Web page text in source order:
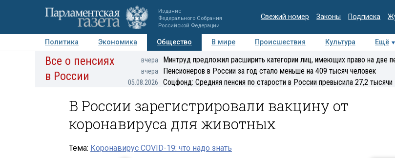
Издание
Федерального Собрания
Российской Федерации
Свежий номер Законы Подписка
Политика Экономика Общество В мире Происшествия Культура Ещё
Авторы Персоны Мнения Регионы Медиацентр Интервью Колумнисты
Все о пенсиях
в России
вчера Минтруд предложил расширить категории лиц, имеющих право на две
вчера Пенсионеров в России за год стало меньше на 409 тысяч человек
05.08.2026 Соцфонд: Средняя пенсия по старости в России превысила 27,2 тысячи
В России зарегистрировали вакцину от
коронавируса для животных
Тема: Коронавирус COVID-19: что надо знать